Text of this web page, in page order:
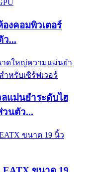
งคอมพิวเตอร์
ว...
แม่นยำระดับไฮ
วนตัว...